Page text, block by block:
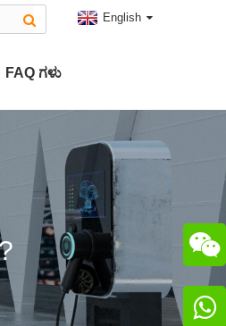
English
ಇವಿ ಕನೆಕ್ಟರ್
ಕನೆಕ್ಟರ್
FAQ ಗಳು

